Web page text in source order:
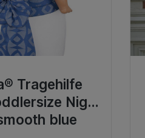
Tragehilfe
Night
blue